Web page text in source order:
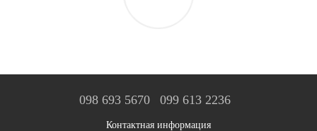
098 693 5670 099 613 2236
Контактная информация